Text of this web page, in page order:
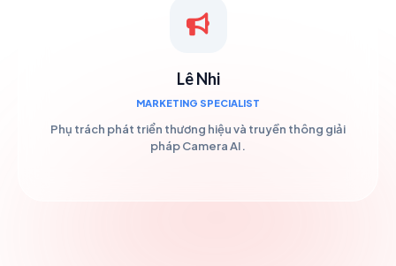
Lê Nhi
MARKETING SPECIALIST
Phụ trách phát triển thương hiệu và truyền thông giải
pháp Camera AI.